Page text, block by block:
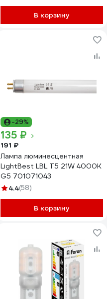
В корзину
-29%
135 ₽
191 ₽
Лампа люминесцентная
LightBest LBL T5 21W 4000K
G5 701071043
4.4(58)
В корзину